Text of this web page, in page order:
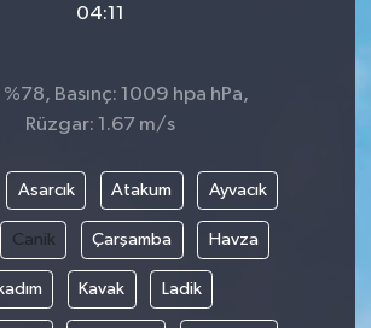
04:11
Basınç: 1009 hpa hPa,
Rüzgar: 1.67 m/s
Asarcık Atakum Ayvacık
Canik Çarşamba Havza
Kavak Ladik